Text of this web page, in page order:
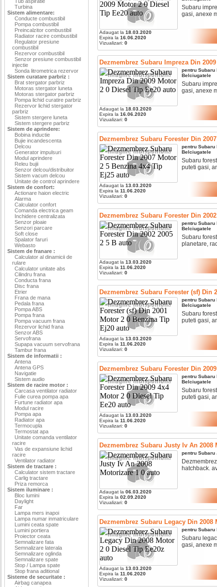
Turbina
Sistem alimentare:
Conducte combustibil
Pompa combustibil
Preincalzitor combustibil
Radiator racire combustibil
Regulator presiune
combustibil
Rezervor combustibil
Senzor presiune combustibil
injectie
Sonda litrometrica rezervor
Sistem curatare parbriz :
Brat stergator parbriz
Motoras stergator luneta
Motoras stergator parbriz
Pompa lichid curatire parbriz
Rezervor lichid stergator
parbriz
Sistem stergere luneta
Sistem stergere parbriz
Sistem de aprindere:
Bobina inductie
Bujie incandescenta
Delcou
Generator impulsuri
Modul aprindere
Releu bujii
Senzor delcou/distribuitor
Sistem vacum delcou
Unitate de control aprindere
Sistem de confort:
Actionare haion electric
Alarma
Calculator confort
Comanda electrica geam
Inchidere centralizata
Senzor ploaie
Senzori parcare
Soft close
Spalator faruri
Webasto
Sistem de franare :
Calculator al dinamicii de
rulare
Calculator unitate abs
Cilindru frana
Conducta frana
Disc frana
Etrier
Frana de mana
Pedala frana
Pompa ABS
Pompa frana
Pompa vacuum frana
Rezervor lichid frana
Senzor ABS
Servofrana
Supapa vacuum servofrana
Tambur frana
Sistem de informatii :
Antena
Antena GPS
Navigatie
Sistem audio
Sistem de racire motor :
Carcasa ventilator radiator
Fulie curea pompa apa
Furtune radiator apa
Modul racire
Pompa apa
Radiator apa
Termocupla
Termostat apa
Unitate comanda ventilator
racire
Vas de expansiune lichid
racire
Ventilator radiator
Sistem de tractare :
Calculator sistem tractare
Carlig tractare
Priza remorca
Sistem iluminare :
Bloc lumini
Daylight
Far
Lampa mers inapoi
Lampa numar inmatriculare
Lumini ceata spate
Lumini portiera
Proiector ceata
Semnalizare fata
Semnalizare laterala
Semnalizare oglinda
Semnalizare spate
Stop / Lampa spate
Stop frana aditional
Sisteme de securitate :
Airbag canapea
Adaugat la 18.03.2020
Expira la 16.06.2020
Vizualizari: 0
Subaru
gasi, anexe
Dezmembrez Subaru Impreza Din
Adaugat la 18.03.2020
Expira la 16.06.2020
Vizualizari: 0
pentru Subaru
Belciugatele
Subaru
gasi, anexe
Dezmembrez Subaru Forester Din
Adaugat la 13.03.2020
Expira la 11.06.2020
Vizualizari: 0
pentru Subaru
Belciugatele
Subaru
puteti gasi,
Dezmembrez Subaru Forester Din
Adaugat la 13.03.2020
Expira la 11.06.2020
Vizualizari: 0
pentru Subaru
Belciugatele
Subaru
planetare,
Dezmembrez Subaru Forester (sf) Din
Adaugat la 13.03.2020
Expira la 11.06.2020
Vizualizari: 0
pentru Subaru
Belciugatele
Subaru
puteti gasi,
Dezmembrez Subaru Forester Din
Adaugat la 13.03.2020
Expira la 11.06.2020
Vizualizari: 0
pentru Subaru
Belciugatele
Subaru
puteti gasi,
Dezmembrez Subaru Justy Iv An 2008
Adaugat la 06.03.2020
Expira la 02.09.2020
Vizualizari: 0
pentru Subaru
hatchback.
Dezmembrez Subaru Legacy Din 2008
Adaugat la 13.03.2020
Expira la 11.06.2020
Vizualizari: 0
pentru Subaru
Subaru
gasi, anexe